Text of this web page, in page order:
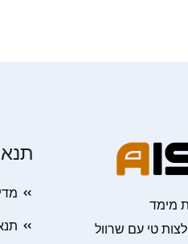
מימד
טי עם שרוול